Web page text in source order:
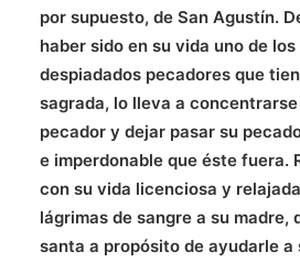
por supuesto, de San Agustín.
haber sido en su vida uno de
despiadados pecadores que
sagrada, lo lleva a
pecador y dejar pasar su
e imperdonable que éste fuera.
con su vida licenciosa y
lágrimas de sangre a su madre,
santa a propósito de ayudarle a